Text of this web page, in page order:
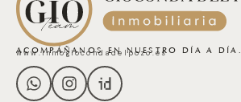
ACOMPÁÑANOS EN NUESTRO DÍA A DÍA.
www.inmogiocondadelpozo.es